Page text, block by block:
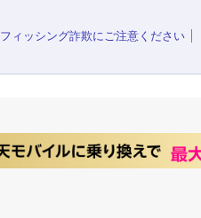
フィッシング詐欺にご注意ください